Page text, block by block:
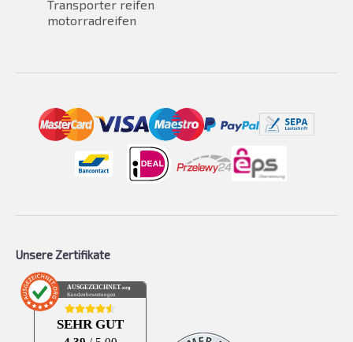
Transporter reifen
motorradreifen
Unsere Zertifikate
AUSGEZEICHNET.org
Kundenbewertungen
SEHR GUT